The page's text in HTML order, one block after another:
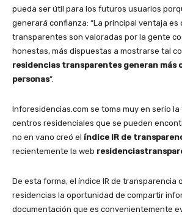
pueda ser útil para los futuros usuarios
generará confianza: “La principal ventaja es
transparentes son valoradas por la gente
honestas, más dispuestas a mostrarse tal
residencias transparentes generan más
personas”.
Inforesidencias.com se toma muy en serio
centros residenciales que se pueden
no en vano creó el índice IR de
recientemente la web
De esta forma, el índice IR de transparencia
residencias la oportunidad de compartir
documentación que es convenientemente